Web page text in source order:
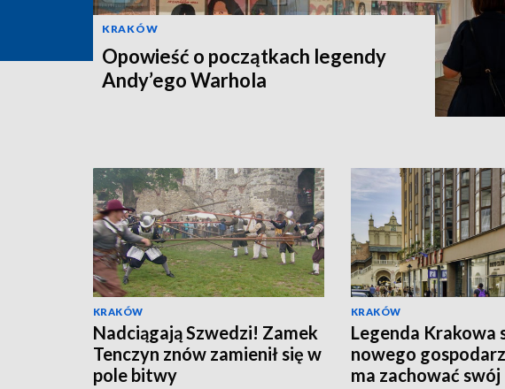
KRAKÓW
Opowieść o początkach legendy
Andy’ego Warhola
KRAKÓW
Nadciągają Szwedzi! Zamek
Tenczyn znów zamienił się w
pole bitwy
KRAKÓW
Legenda Krakowa
nowego
ma zachować swój